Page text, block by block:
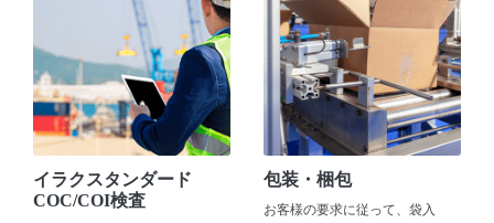
イラクスタンダード
COC/COI検査
包装・梱包
お客様の要求に従って、袋入